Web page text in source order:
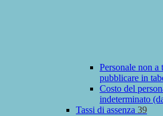
Personale non a
pubblicare in
Costo del
indeterminato
Tassi di assenza 39